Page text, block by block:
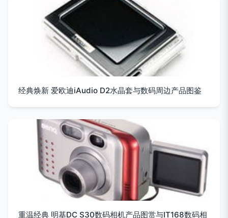
经典焕新 爱欧迪iAudio D2水晶套与数码周边产品图鉴
重温经典 明基DC S30数码相机产品图赏与IT168数码相